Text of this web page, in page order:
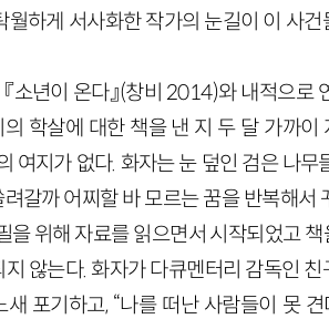
하게 서사화한 작가의 눈길이 이 사
소년이 온다』(창비 2014)와 내적으로
학살에 대한 책을 낸 지 두 달 가까이
여지가 없다. 화자는 눈 덮인 검은 나
갈까 어찌할 바 모르는 꿈을 반복해서
위해 자료를 읽으면서 시작되었고
않는다. 화자가 다큐멘터리 감독인 친
포기하고, “나를 떠난 사람들이 못